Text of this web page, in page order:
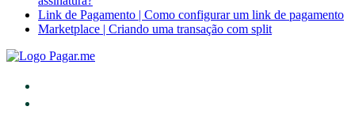
Link de Pagamento | Como configurar um link de pagamento
Marketplace | Criando uma transação com split